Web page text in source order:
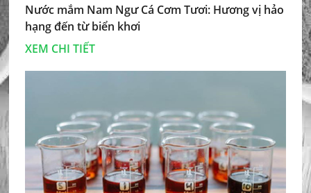
Nước mắm Nam Ngư Cá Cơm Tươi: Hương vị hảo
hạng đến từ biển khơi
XEM CHI TIẾT